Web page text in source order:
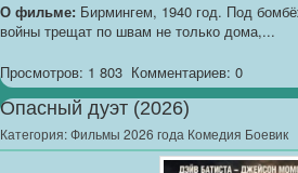
О фильме: Бирмингем, 1940 год. Под
войны трещат по швам не только дома,...
Просмотров: 1 803 Комментариев: 0
Опасный дуэт (2026)
Категория:Фильмы 2026 года Комедия Боевик